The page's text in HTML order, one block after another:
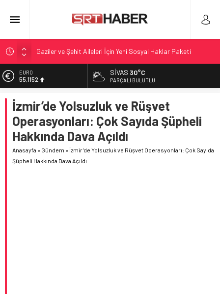
Gaziler ve Şehit Aileleri İçin Yeni Sosyal Haklar Paketi
Millî Dayanışma ve Toplumsal Bütünleşme İçin Kanun Teklifi
Mecliste
Erdoğan’a suikast girişimi iddiası ve soruşturma talebi
Jetstar’ın bagaj politikasında devrim niteliğinde güncelleme
Florida’da çıplak yemek deneyimi akım mı, rekabette fark mı
arıyorlar
ALTIN
6.529,72
13.703,13
DOLAR
47,5844
55,1152
SIVAS 30°C
PARÇALI BULUTLU
İzmir’de Yolsuzluk ve Rüşvet
Operasyonları: Çok Sayıda Şüpheli
Hakkında Dava Açıldı
Anasayfa » Gündem » İzmir’de Yolsuzluk ve Rüşvet Operasyonları: Çok Sayıda
Şüpheli Hakkında Dava Açıldı